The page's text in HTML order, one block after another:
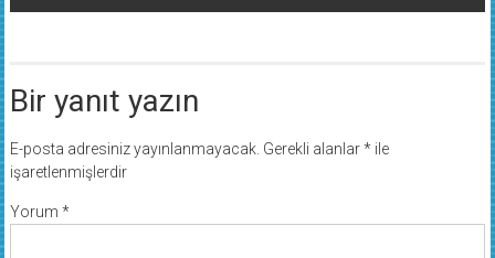
Bir yanıt yazın
E-posta adresiniz yayınlanmayacak. Gerekli alanlar*ile
işaretlenmişlerdir
Yorum *